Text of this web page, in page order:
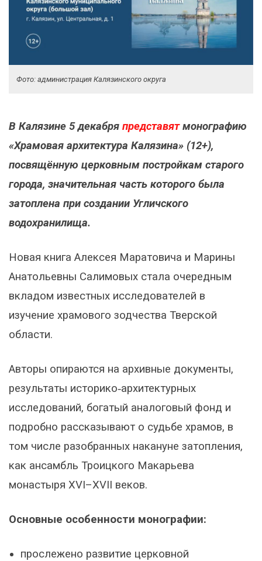
Фото: администрация Калязинского округа
В Калязине 5 декабря представятмонографию
«Храмовая архитектура Калязина» (12+),
посвящённую церковным постройкам старого
города, значительная часть которого была
затоплена при создании Угличского
водохранилища.
Новая книга Алексея Маратовича и Марины
Анатольевны Салимовых стала очередным
вкладом известных исследователей в
изучение храмового зодчества Тверской
области.
Авторы опираются на архивные документы,
результаты историко‑архитектурных
исследований, богатый аналоговый фонд и
подробно рассказывают о судьбе храмов, в
том числе разобранных накануне затопления,
как ансамбль Троицкого Макарьева
монастыря XVI–XVII веков.
Основные особенности монографии:
прослежено развитие церковной